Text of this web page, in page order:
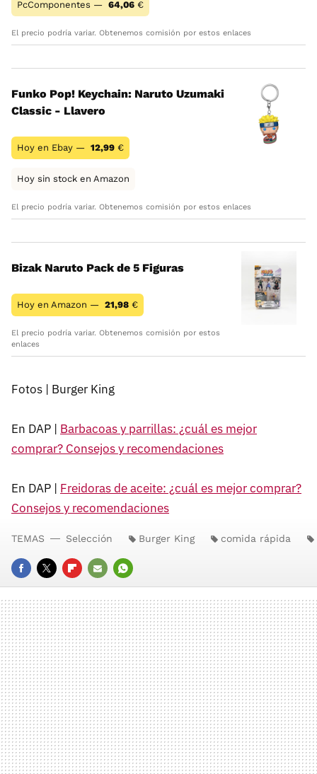
PcComponentes — 64,06 €
El precio podría variar. Obtenemos comisión por estos enlaces
Funko Pop! Keychain: Naruto Uzumaki
Classic - Llavero
Hoy en Ebay — 12,99 €
Hoy sin stock en Amazon
El precio podría variar. Obtenemos comisión por estos enlaces
Bizak Naruto Pack de 5 Figuras
Hoy en Amazon — 21,98 €
El precio podría variar. Obtenemos comisión por estos
enlaces
Fotos | Burger King
En DAP | Barbacoas y parrillas: ¿cuál es mejor
comprar? Consejos y recomendaciones
En DAP | Freidoras de aceite: ¿cuál es mejor comprar?
Consejos y recomendaciones
FACEBOOK
TWITTERFLIPBOARD
E-
MAIL
WHATSAPP
TEMAS Selección Burger King comida rápida